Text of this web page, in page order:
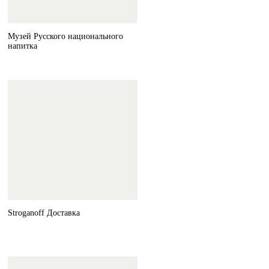
Музей Русского национального
напитка
Stroganoff Доставка